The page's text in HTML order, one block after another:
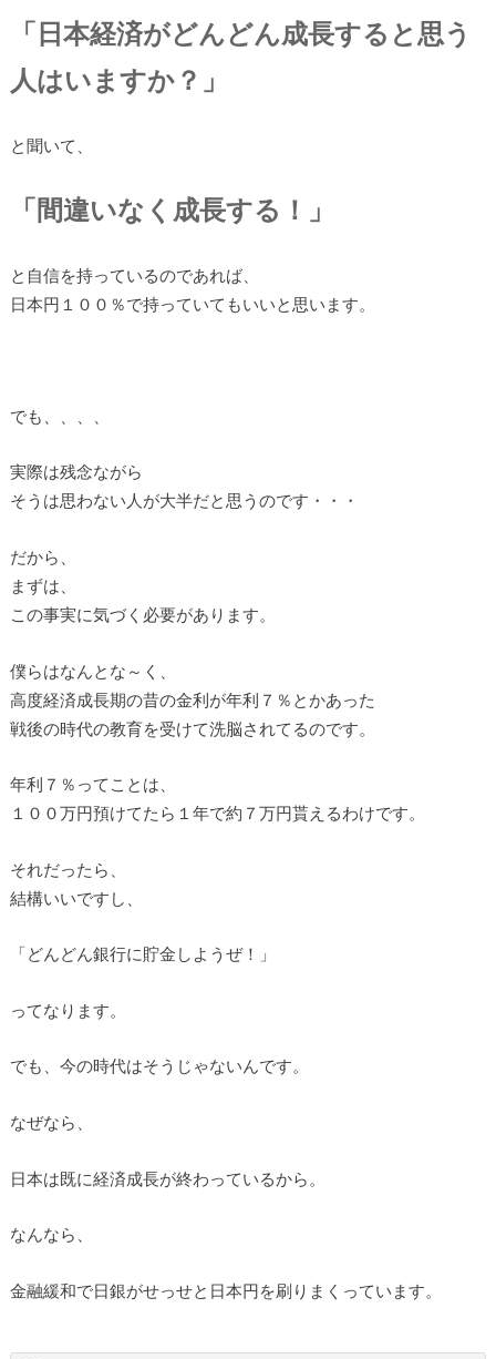
「日本経済がどんどん成長すると思う
人はいますか？」
と聞いて、
「間違いなく成長する！」
と自信を持っているのであれば、
日本円１００％で持っていてもいいと思います。
でも、、、、
実際は残念ながら
そうは思わない人が大半だと思うのです・・・
だから、
まずは、
この事実に気づく必要があります。
僕らはなんとな～く、
高度経済成長期の昔の金利が年利７％とかあった
戦後の時代の教育を受けて洗脳されてるのです。
年利７％ってことは、
１００万円預けてたら１年で約７万円貰えるわけです。
それだったら、
結構いいですし、
「どんどん銀行に貯金しようぜ！」
ってなります。
でも、今の時代はそうじゃないんです。
なぜなら、
日本は既に経済成長が終わっているから。
なんなら、
金融緩和で日銀がせっせと日本円を刷りまくっています。